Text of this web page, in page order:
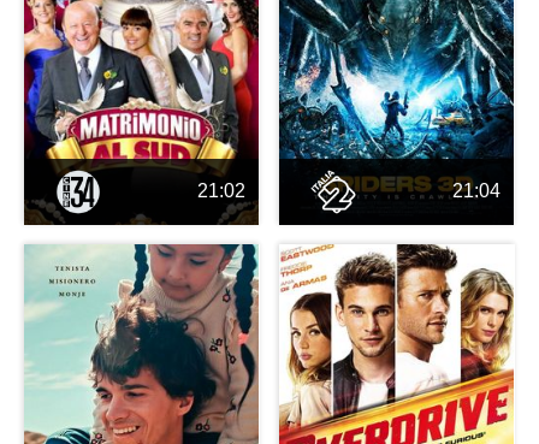
21:02 21:04